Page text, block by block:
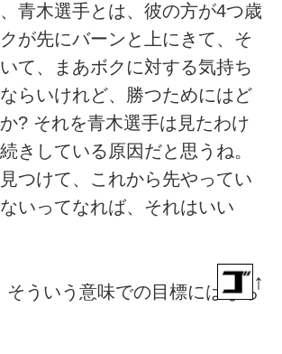
木選手とは、彼の方が4つ歳
クが先にバーンと上にきて、そ
て、まあボクに対する気持ち
らいけれど、勝つためにはど
? それを青木選手は見たわけ
きしている原因だと思うね。
つけて、これから先やってい
いってなれば、それはいい
ういう意味での目標にはなら↑